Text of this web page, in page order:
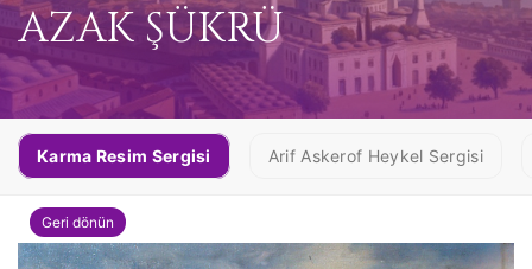
AZAK ŞÜKRÜ
Karma Resim Sergisi Arif Askerof Heykel Sergisi
Geri dönün